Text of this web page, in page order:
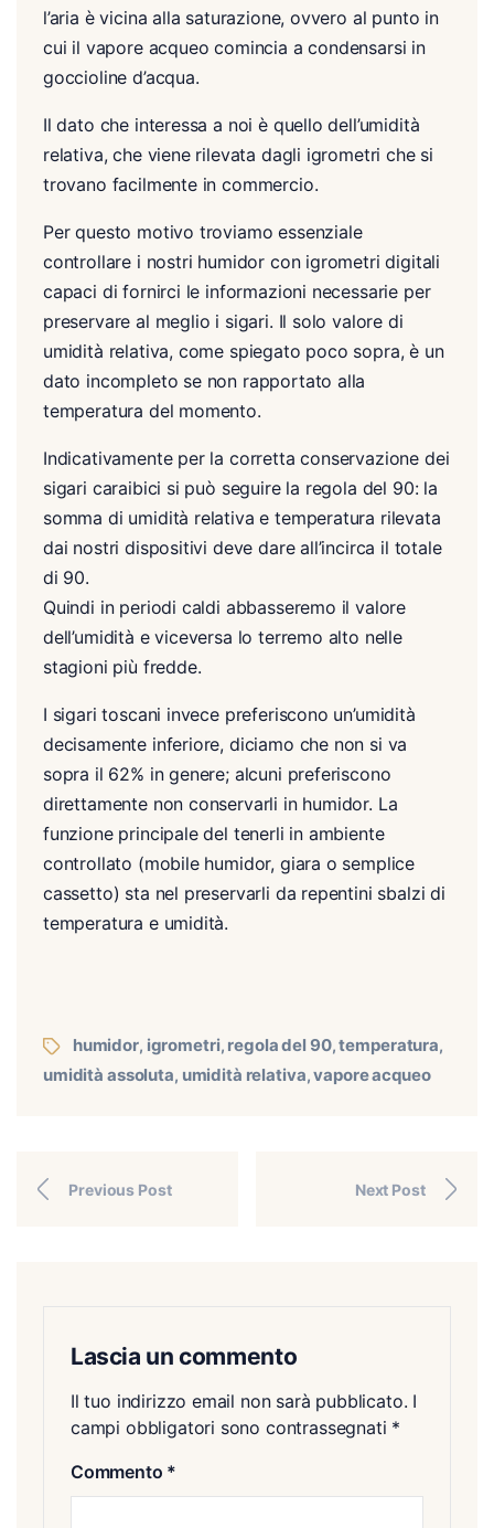
l’aria è vicina alla saturazione, ovvero al punto in
cui il vapore acqueo comincia a condensarsi in
goccioline d’acqua.
Il dato che interessa a noi è quello dell’umidità
relativa, che viene rilevata dagli igrometri che si
trovano facilmente in commercio.
Per questo motivo troviamo essenziale
controllare i nostri humidor con igrometri digitali
capaci di fornirci le informazioni necessarie per
preservare al meglio i sigari. Il solo valore di
umidità relativa, come spiegato poco sopra, è un
dato incompleto se non rapportato alla
temperatura del momento.
Indicativamente per la corretta conservazione dei
sigari caraibici si può seguire la regola del 90: la
somma di umidità relativa e temperatura rilevata
dai nostri dispositivi deve dare all’incirca il totale
di 90.
Quindi in periodi caldi abbasseremo il valore
dell’umidità e viceversa lo terremo alto nelle
stagioni più fredde.
I sigari toscani invece preferiscono un’umidità
decisamente inferiore, diciamo che non si va
sopra il 62% in genere; alcuni preferiscono
direttamente non conservarli in humidor. La
funzione principale del tenerli in ambiente
controllato (mobile humidor, giara o semplice
cassetto) sta nel preservarli da repentini sbalzi di
temperatura e umidità.
humidor, igrometri, regola del 90,temperatura,
umidità assoluta, umidità relativa,vapore acqueo
Previous Post Next Post
Lascia un commento
Il tuo indirizzo email non sarà pubblicato. I
campi obbligatori sono contrassegnati *
Commento *